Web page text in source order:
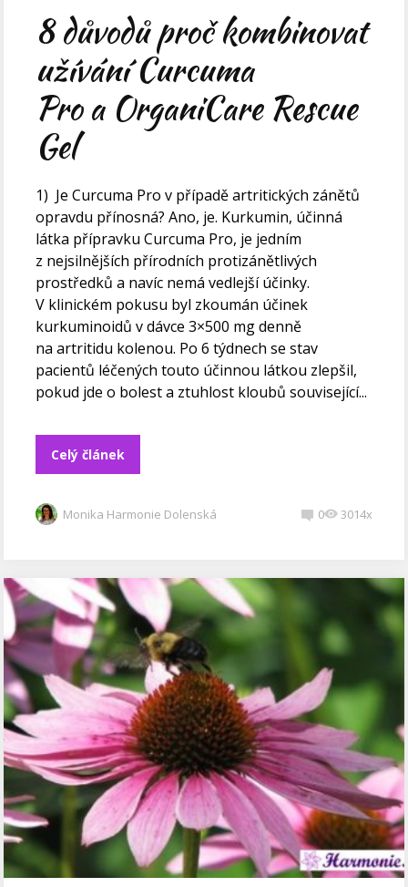
8 důvodů proč kombinovat
užívání Curcuma
Pro a OrganiCare Rescue
Gel
1) Je Curcuma Pro v případě artritických zánětů
opravdu přínosná? Ano, je. Kurkumin, účinná
látka přípravku Curcuma Pro, je jedním
z nejsilnějších přírodních protizánětlivých
prostředků a navíc nemá vedlejší účinky.
V klinickém pokusu byl zkoumán účinek
kurkuminoidů v dávce 3×500 mg denně
na artritidu kolenou. Po 6 týdnech se stav
pacientů léčených touto účinnou látkou zlepšil,
pokud jde o bolest a ztuhlost kloubů související...
Celý článek
Monika Harmonie Dolenská 0 3014x